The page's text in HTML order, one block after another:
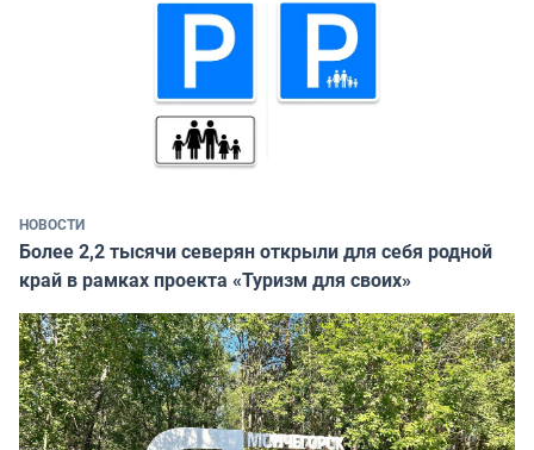
НОВОСТИ
Более 2,2 тысячи северян открыли для себя родной
край в рамках проекта «Туризм для своих»